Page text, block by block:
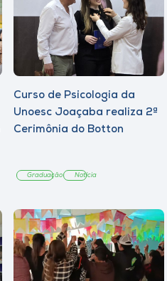
Curso de Psicologia da
Unoesc Joaçaba realiza 2ª
Cerimônia do Botton
Graduação Notícia